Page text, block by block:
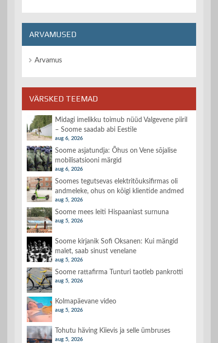
ARVAMUSED
Arvamus
VÄRSKED TEEMAD
Midagi imelikku toimub nüüd Valgevene piiril
– Soome saadab abi Eestile
aug 6, 2026
Soome asjatundja: Õhus on Vene sõjalise
mobilisatsiooni märgid
aug 6, 2026
Soomes tegutsevas elektritõuksifirmas oli
andmeleke, ohus on kõigi klientide andmed
aug 5, 2026
Soome mees leiti Hispaaniast surnuna
aug 5, 2026
Soome kirjanik Sofi Oksanen: Kui mängid
malet, saab sinust venelane
aug 5, 2026
Soome rattafirma Tunturi taotleb pankrotti
aug 5, 2026
Kolmapäevane video
aug 5, 2026
Tohutu häving Kiievis ja selle ümbruses
aug 5, 2026